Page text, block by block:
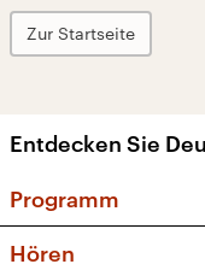
Zur Startseite
Entdecken Sie
Programm
Hören